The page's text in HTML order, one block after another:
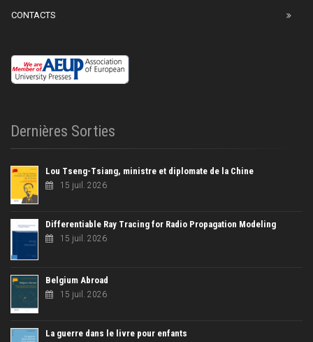
CONTACTS
Dernières Sorties
Lou Tseng-Tsiang, ministre et diplomate de la Chine
15 juil. 2026
Differentiable Ray Tracing for Radio Propagation Modeling
15 juil. 2026
Belgium Abroad
15 juil. 2026
La guerre dans le livre pour enfants